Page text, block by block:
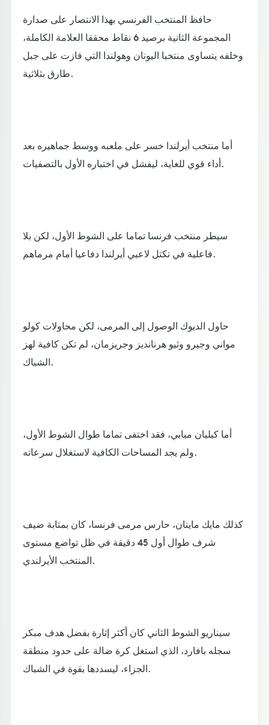
حافظ المنتخب الفرنسي بهذا الانتصار على صدارة
المجموعة الثانية برصيد 6 نقاط محققا العلامة الكاملة،
وخلفه يتساوى منتخبا اليونان وهولندا التي فازت على جبل
طارق بثلاثية.
أما منتخب أيرلندا خسر على ملعبه ووسط جماهيره بعد
أداء قوي للغاية، ليفشل في اختباره الأول بالتصفيات.
سيطر منتخب فرنسا تماما على الشوط الأول، لكن بلا
فاعلية في تكتل لاعبي أيرلندا دفاعيا أمام مرماهم.
حاول الديوك الوصول إلى المرمى، لكن محاولات كولو
مواني وجيرو وثيو هرنانديز وجريزمان، لم تكن كافية لهز
الشباك.
أما كيليان مبابي، فقد اختفى تماما طوال الشوط الأول،
ولم يجد المساحات الكافية لاستغلال سرعاته.
كذلك مايك ماينان، حارس مرمى فرنسا، كان بمثابة ضيف
شرف طوال أول 45 دقيقة في ظل تواضع مستوى
المنتخب الأيرلندي.
سيناريو الشوط الثاني كان أكثر إثارة بفضل هدف مبكر
سجله بافارد، الذي استغل كرة ضالة على حدود منطقة
الجزاء، ليسددها بقوة في الشباك.